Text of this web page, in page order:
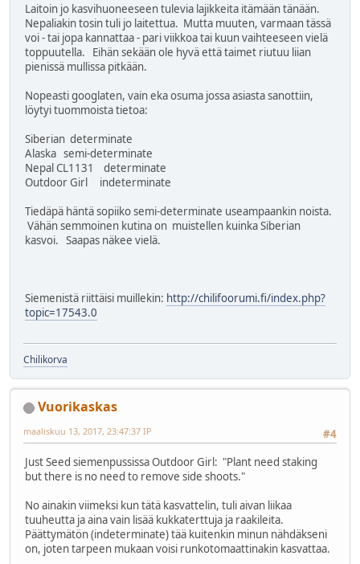
Laitoin jo kasvihuoneeseen tulevia lajikkeita itämään tänään.
Nepaliakin tosin tuli jo laitettua. Mutta muuten, varmaan tässä
voi - tai jopa kannattaa - pari viikkoa tai kuun vaihteeseen vielä
toppuutella. Eihän sekään ole hyvä että taimet riutuu liian
pienissä mullissa pitkään.
Nopeasti googlaten, vain eka osuma jossa asiasta sanottiin,
löytyi tuommoista tietoa:
Siberian determinate
Alaska semi-determinate
Nepal CL1131 determinate
Outdoor Girl indeterminate
Tiedäpä häntä sopiiko semi-determinate useampaankin noista.
Vähän semmoinen kutina on muistellen kuinka Siberian
kasvoi. Saapas näkee vielä.
Siemenistä riittäisi muillekin: http://chilifoorumi.fi/index.php?
topic=17543.0
Chilikorva
Vuorikaskas
#4
maaliskuu 13, 2017, 23:47:37 IP
Just Seed siemenpussissa Outdoor Girl: "Plant need staking
but there is no need to remove side shoots."
No ainakin viimeksi kun tätä kasvattelin, tuli aivan liikaa
tuuheutta ja aina vain lisää kukkaterttuja ja raakileita.
Päättymätön (indeterminate) tää kuitenkin minun nähdäkseni
on, joten tarpeen mukaan voisi runkotomaattinakin kasvattaa.